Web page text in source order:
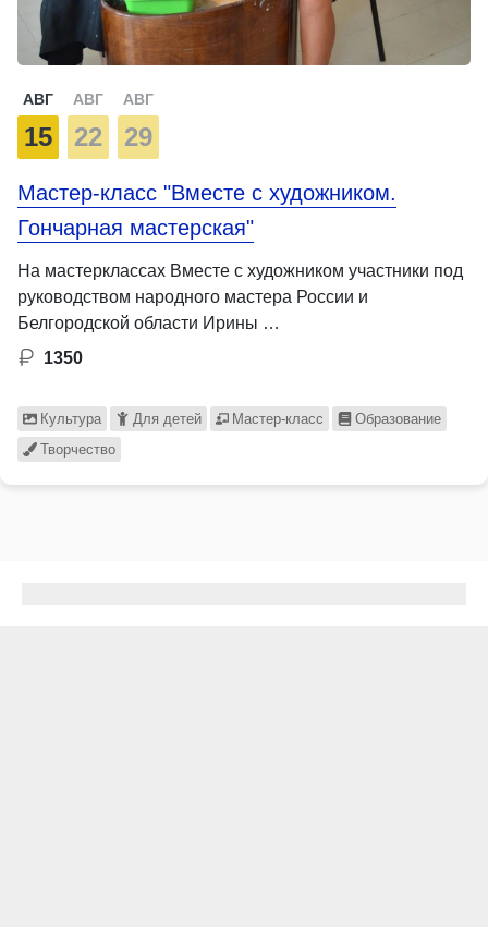
АВГ
15
АВГ
22
АВГ
29
Мастер-класс "Вместе с художником.
Гончарная мастерская"
На мастерклассах Вместе с художником участники под
руководством народного мастера России и
Белгородской области Ирины …
1350
Культура Для детей Мастер-класс
Образование
Творчество